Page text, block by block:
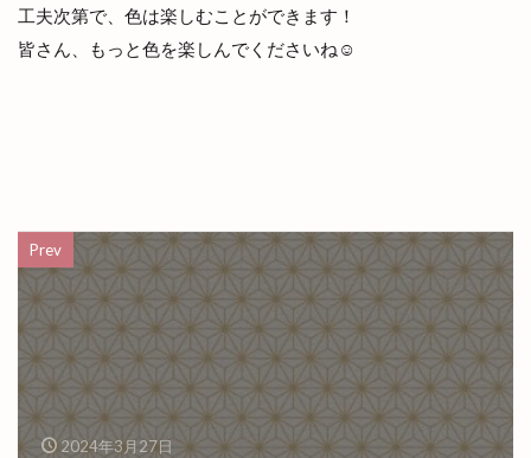
工夫次第で、色は楽しむことができます！
皆さん、もっと色を楽しんでくださいね☺️
Prev
2024年3月27日